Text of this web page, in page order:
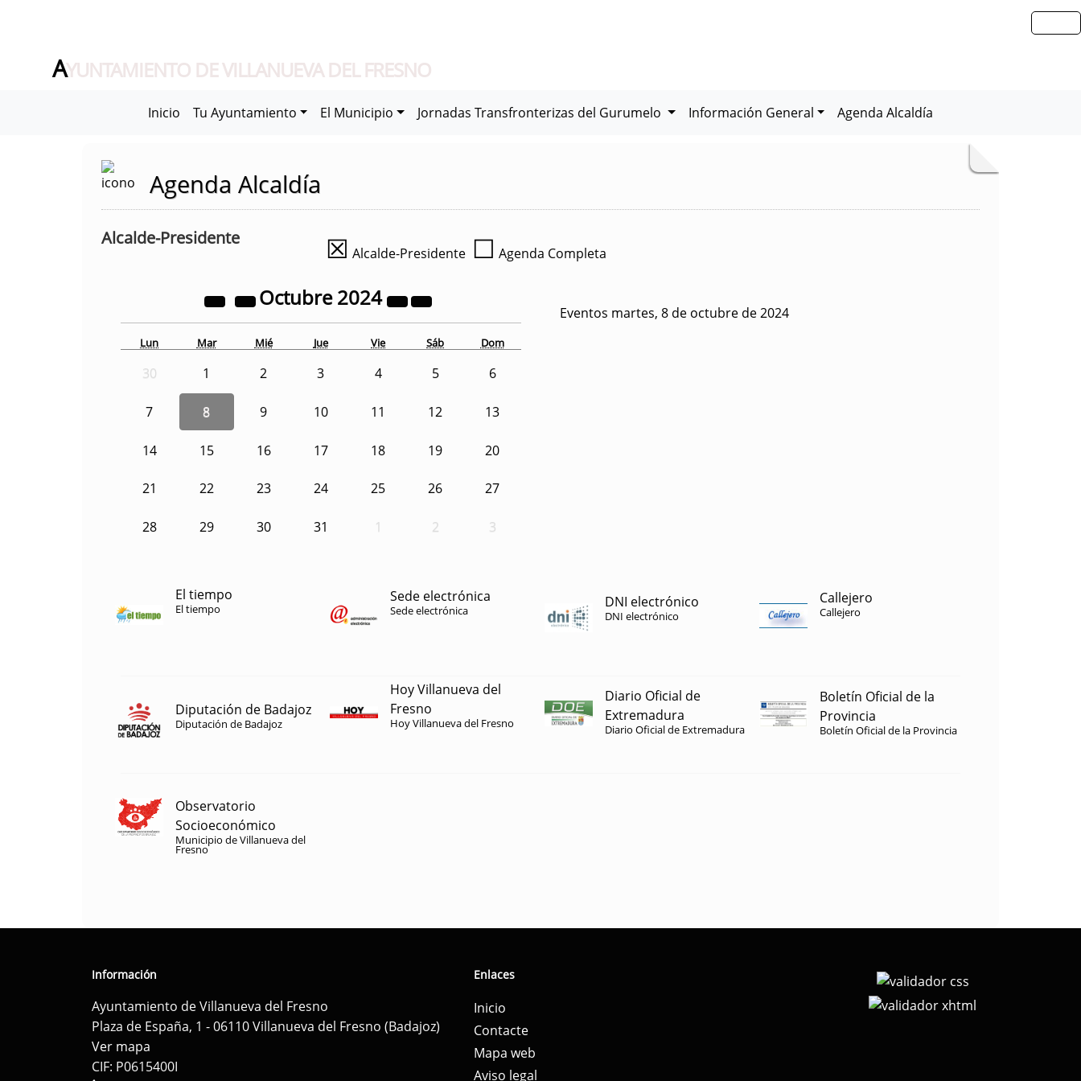
AYUNTAMIENTO DE VILLANUEVA DEL FRESNO
Inicio Tu Ayuntamiento El Municipio Jornadas Transfronterizas del Gurumelo Información General Agenda Alcaldía
Agenda Alcaldía
Alcalde-Presidente ☒ Alcalde-Presidente ☐ Agenda Completa
Octubre2024
Lun Mar Mié Jue Vie Sáb Dom
30 1 2 3 4 5 6
7 8 9 10 11 12 13
14 15 16 17 18 19 20
21 22 23 24 25 26 27
28 29 30 31 1 2 3
Eventos martes, 8 de octubre de 2024
El tiempo
El tiempo
Sede electrónica
Sede electrónica DNI electrónico
DNI electrónico
Callejero
Callejero
Diputación de Badajoz
Diputación de Badajoz
Hoy Villanueva del
Fresno
Hoy Villanueva del Fresno
Diario Oficial de
Extremadura
Diario Oficial de Extremadura
Boletín Oficial de la
Provincia
Boletín Oficial de la Provincia
Observatorio
Socioeconómico
Municipio de Villanueva del
Fresno
Información
Ayuntamiento de Villanueva del Fresno
Plaza de España, 1 - 06110 Villanueva del Fresno (Badajoz)
Ver mapa
CIF: P0615400I
Enlaces
Inicio
Contacte
Mapa web
Aviso legal